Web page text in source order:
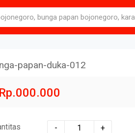
papan-duka-012
Rp.000.000
- +